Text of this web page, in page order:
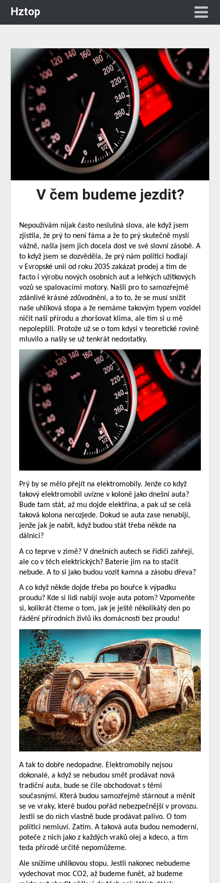
Hztop
V čem budeme jezdit?
Nepoužívám nijak často neslušná slova, ale když jsem
zjistila, že prý to není fáma a že to prý skutečně myslí
vážně, našla jsem jich docela dost ve své slovní zásobě. A
to když jsem se dozvěděla, že prý nám politici hodlají
v Evropské unii od roku 2035 zakázat prodej a tím de
facto i výrobu nových osobních aut a lehkých užitkových
vozů se spalovacími motory. Našli pro to samozřejmě
zdánlivě krásné zdůvodnění, a to to, že se musí snížit
naše uhlíková stopa a že nemáme takovým typem vozidel
ničit naši přírodu a zhoršovat klima, ale tím si u mě
nepolepšili. Protože už se o tom kdysi v teoretické rovině
mluvilo a našly se už tenkrát nedostatky.
Prý by se mělo přejít na elektromobily. Jenže co když
takový elektromobil uvízne v koloně jako dnešní auta?
Bude tam stát, až mu dojde elektřina, a pak už se celá
taková kolona nerozjede. Dokud se auta zase nenabijí,
jenže jak je nabít, když budou stát třeba někde na
dálnici?
A co teprve v zimě? V dnešních autech se řidiči zahřejí,
ale co v těch elektrických? Baterie jim na to stačit
nebude. A to si jako budou vozit kamna a zásobu dřeva?
A co když někde dojde třeba po bouřce k výpadku
proudu? Kde si lidi nabijí svoje auta potom? Vzpomeňte
si, kolikrát čteme o tom, jak je ještě několikátý den po
řádění přírodních živlů iks domácností bez proudu!
A tak to dobře nedopadne. Elektromobily nejsou
dokonalé, a když se nebudou smět prodávat nová
tradiční auta, bude se čile obchodovat s těmi
současnými. Která budou samozřejmě stárnout a měnit
se ve vraky, které budou pořád nebezpečnější v provozu.
Jestli se do nich vlastně bude prodávat palivo. O tom
politici nemluví. Zatím. A taková auta budou nemoderní,
poteče z nich jako z každých vraků olej a kdeco, a tím
teda přírodě určitě nepomůžeme.
Ale snížíme uhlíkovou stopu. Jestli nakonec nebudeme
vydechovat moc CO2, až budeme funět, až budeme